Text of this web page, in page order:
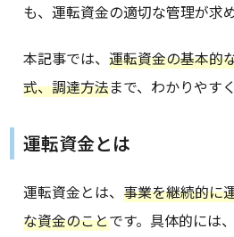
も、運転資金の適切な管理が求
本記事では、運転資金の基本的
式、調達方法まで、わかりやす
運転資金とは
運転資金とは、事業を継続的に
な資金のことです。具体的には